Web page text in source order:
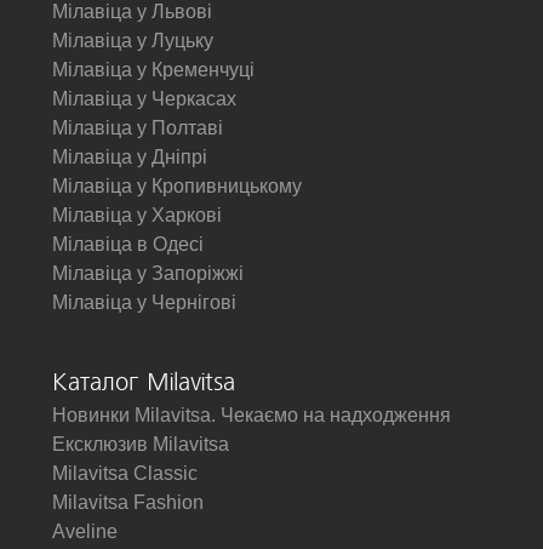
Мілавіца у Львові
Мілавіца у Луцьку
Мілавіца у Кременчуці
Мілавіца у Черкасах
Мілавіца у Полтаві
Мілавіца у Дніпрі
Мілавіца у Кропивницькому
Мілавіца у Харкові
Мілавіца в Одесі
Мілавіца у Запоріжжі
Мілавіца у Чернігові
Каталог Milavitsa
Новинки Milavitsa. Чекаємо на надходження
Ексклюзив Milavitsa
Milavitsa Classic
Milavitsa Fashion
Aveline